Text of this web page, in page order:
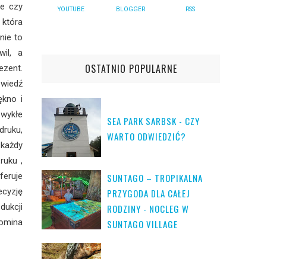
czy
to
a
i
,
YOUTUBE BLOGGER RSS
OSTATNIO POPULARNE
SEA PARK SARBSK - CZY
WARTO ODWIEDZIĆ?
SUNTAGO – TROPIKALNA
PRZYGODA DLA CAŁEJ
RODZINY - NOCLEG W
SUNTAGO VILLAGE